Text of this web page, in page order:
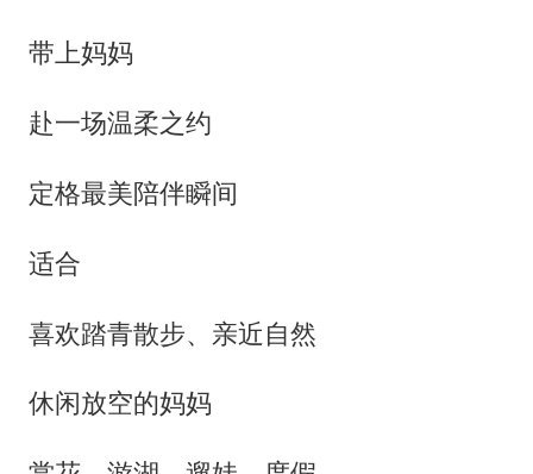
带上妈妈
赴一场温柔之约
定格最美陪伴瞬间
适合
喜欢踏青散步、亲近自然
休闲放空的妈妈